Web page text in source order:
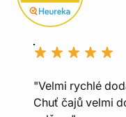
"Velmi rychlé
Chuť čajů velmi